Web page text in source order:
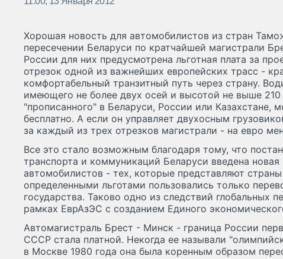
Хорошая новость для автомобилистов из стран
пересечении Беларуси по кратчайшей магистрали
России для них предусмотрена льготная плата за
отрезок одной из важнейших европейских трасс -
комфортабельный транзитный путь через страну.
имеющего не более двух осей и высотой не выше 210
"прописанного" в Беларуси, России или Казахстане,
бесплатно. А если он управляет двухосным
за каждый из трех отрезков магистрали - на евро
Все это стало возможным благодаря тому, что
транспорта и коммуникаций Беларуси введена
автомобилистов - тех, которые представляют
определенными льготами пользовались только
государства. Таково одно из следствий глобальных
рамках ЕврАзЭС с созданием Единого
Автомагистраль Брест - Минск - граница России
СССР стала платной. Некогда ее называли
в Москве 1980 года она была коренным образом